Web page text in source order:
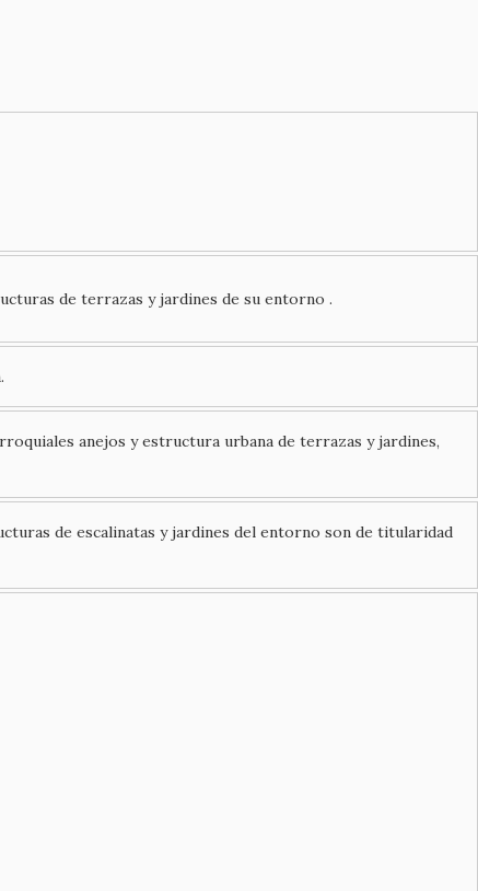
de terrazas y jardines de su entorno .
anejos y estructura urbana de terrazas y jardines,
de escalinatas y jardines del entorno son de titularidad